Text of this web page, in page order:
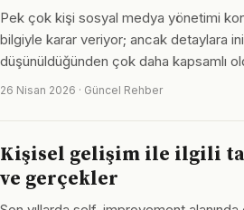
Pek çok kişi sosyal medya yönetimi
bilgiyle karar veriyor; ancak detaylara
düşünüldüğünden çok daha kapsamlı
26 Nisan 2026 · Güncel Rehber
Kişisel gelişim ile ilgili
ve gerçekler